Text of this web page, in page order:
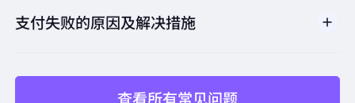
长期稳定抓取竞品价格、库存、评论数据
支付失败的原因及解决措施